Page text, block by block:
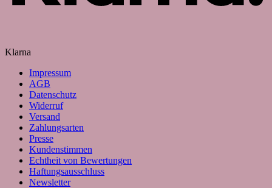
Klarna
Impressum
AGB
Datenschutz
Widerruf
Versand
Zahlungsarten
Presse
Kundenstimmen
Echtheit von Bewertungen
Haftungsausschluss
Newsletter